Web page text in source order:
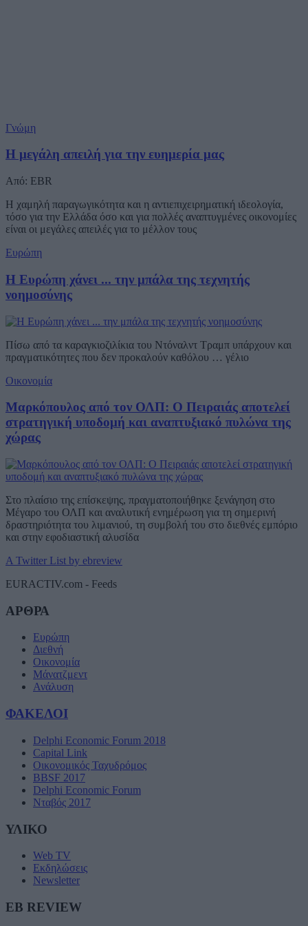
Γνώμη
Η μεγάλη απειλή για την ευημερία μας
Από: EBR
Η χαμηλή παραγωγικότητα και η αντιεπιχειρηματική ιδεολογία,
τόσο για την Ελλάδα όσο και για πολλές αναπτυγμένες οικονομίες
είναι οι μεγάλες απειλές για το μέλλον τους
Ευρώπη
Η Ευρώπη χάνει ... την μπάλα της τεχνητής
νοημοσύνης
Πίσω από τα καραγκιοζιλίκια του Ντόναλντ Τραμπ υπάρχουν και
πραγματικότητες που δεν προκαλούν καθόλου … γέλιο
Οικονομία
Μαρκόπουλος από τον ΟΛΠ: Ο Πειραιάς αποτελεί
στρατηγική υποδομή και αναπτυξιακό πυλώνα της
χώρας
Στο πλαίσιο της επίσκεψης, πραγματοποιήθηκε ξενάγηση στο
Μέγαρο του ΟΛΠ και αναλυτική ενημέρωση για τη σημερινή
δραστηριότητα του λιμανιού, τη συμβολή του στο διεθνές εμπόριο
και στην εφοδιαστική αλυσίδα
A Twitter List by ebreview
EURACTIV.com - Feeds
ΑΡΘΡΑ
Ευρώπη
Διεθνή
Οικονομία
Μάνατζμεντ
Ανάλυση
ΦΑΚΕΛΟΙ
Delphi Economic Forum 2018
Capital Link
Οικονομικός Ταχυδρόμος
BBSF 2017
Delphi Economic Forum
Νταβός 2017
ΥΛΙΚΟ
Web TV
Εκδηλώσεις
Newsletter
EB REVIEW